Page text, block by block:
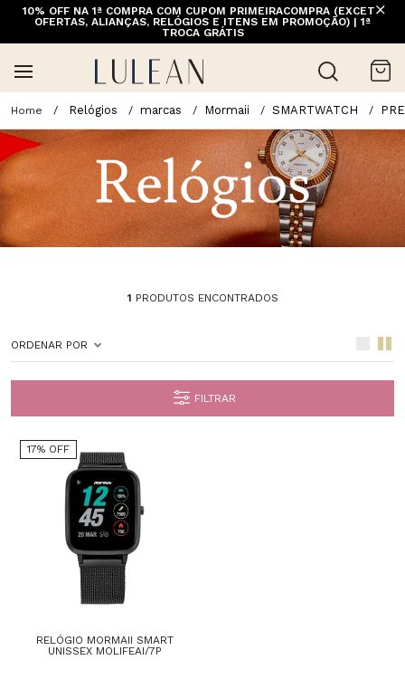
10% OFF NA 1ª COMPRA COM CUPOM PRIMEIRACOMPRA (EXCETO
OFERTAS, ALIANÇAS, RELÓGIOS E ITENS EM PROMOÇÃO) | 1ª
TROCA GRÁTIS
Relógios marcas Mormaii SMARTWATCH
1 PRODUTOS ENCONTRADOS
ORDENAR POR
FILTRAR
17% OFF
RELÓGIO MORMAII SMART
UNISSEX MOLIFEAI/7P